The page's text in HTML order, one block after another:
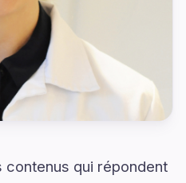
qui répondent